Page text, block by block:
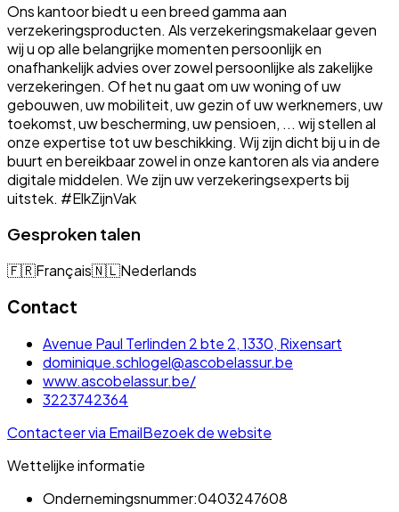
Ons kantoor biedt u een breed gamma aan
verzekeringsproducten. Als verzekeringsmakelaar geven
wij u op alle belangrijke momenten persoonlijk en
onafhankelijk advies over zowel persoonlijke als zakelijke
verzekeringen. Of het nu gaat om uw woning of uw
gebouwen, uw mobiliteit, uw gezin of uw werknemers, uw
toekomst, uw bescherming, uw pensioen, ... wij stellen al
onze expertise tot uw beschikking. Wij zijn dicht bij u in de
buurt en bereikbaar zowel in onze kantoren als via andere
digitale middelen. We zijn uw verzekeringsexperts bij
uitstek. #ElkZijnVak
Gesproken talen
🇫🇷Français🇳🇱Nederlands
Contact
Avenue Paul Terlinden 2 bte 2, 1330, Rixensart
dominique.schlogel@ascobelassur.be
www.ascobelassur.be/
3223742364
Contacteer via EmailBezoek de website
Wettelijke informatie
Ondernemingsnummer:0403247608